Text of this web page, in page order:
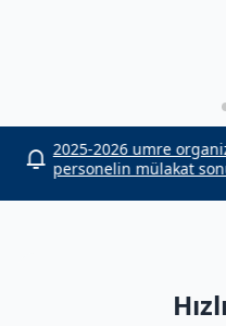
2025-2026 umre
personelin mülakat